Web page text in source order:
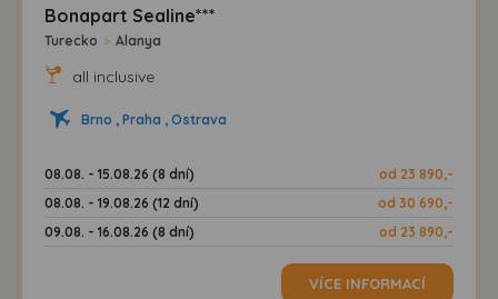
Bonapart Sealine***
Turecko > Alanya
all inclusive
Brno , Praha , Ostrava
08.08. - 15.08.26 (8 dní)
od 23 890,-
08.08. - 19.08.26 (12 dní)
od 30 690,-
09.08. - 16.08.26 (8 dní)
od 23 890,-
VÍCE INFORMACÍ